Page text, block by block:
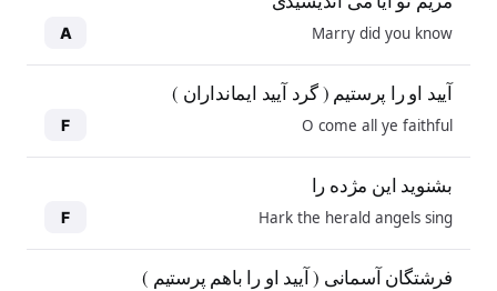
Marry did you know
A
آیید او را پرستیم ( گرد آیید ایمانداران )
O come all ye faithful
F
بشنوید این مژده را
Hark the herald angels sing
F
فرشتگان آسمانی ( آیید او را باهم پرستیم )